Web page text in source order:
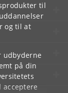
til
og til at
udbyderne
på din
acceptere